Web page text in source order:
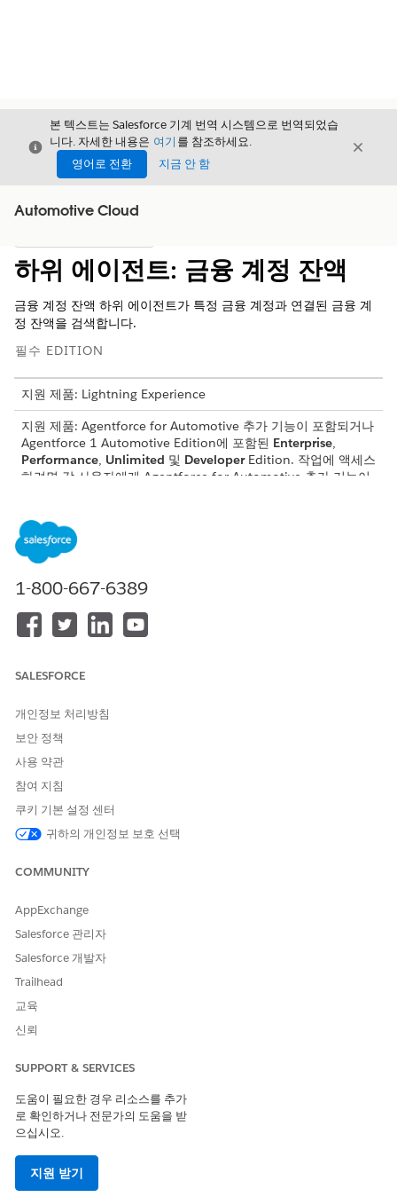
닫기
본 텍스트는 Salesforce 기계 번역 시스템으로 번역되었습
니다. 자세한 내용은 여기 를 참조하세요.
영어로 전환
지금 안 함
닫기
Automotive Cloud
하위 에이전트: 금융 계정 잔액
금융 계정 잔액 하위 에이전트가 특정 금융 계정과 연결된 금융 계
정 잔액을 검색합니다.
필수 EDITION
지원 제품: Lightning Experience
지원 제품: Agentforce for Automotive 추가 기능이 포함되거나
Agentforce 1 Automotive Edition에 포함된 Enterprise,
Performance, Unlimited 및 DeveloperEdition. 작업에 액세스
하려면 각 사용자에게 Agentforce for Automotive 추가 기능이
하위 에이전트 세부 사항
포함된 에이전트 작업
이 하위 에이전트를 트리거하는 발화의 예
"고객의 자동차 대출 계정 잔액을 표시합니다."
이 기사를 통해 문제를 해결했습니까?
1-800-667-6389
SALESFORCE
개인정보 처리방침
보안 정책
사용 약관
참여 지침
쿠키 기본 설정 센터
귀하의 개인정보 보호 선택
COMMUNITY
AppExchange
Salesforce 관리자
Salesforce 개발자
Trailhead
교육
신뢰
SUPPORT & SERVICES
도움이 필요한 경우 리소스를 추가
로 확인하거나 전문가의 도움을 받
으십시오.
지원 받기